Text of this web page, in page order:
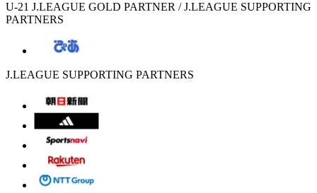
U-21 J.LEAGUE GOLD PARTNER / J.LEAGUE SUPPORTING
PARTNERS
J.LEAGUE SUPPORTING PARTNERS